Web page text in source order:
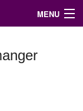
MENU